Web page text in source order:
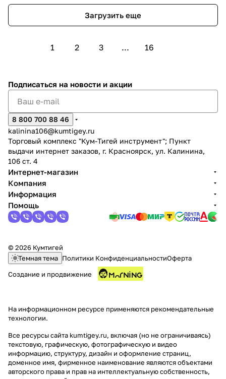
Загрузить еще
1 2 3 ... 16
Подписаться на новости и акции
8 800 700 88 46
kalinina106@kumtigey.ru
Торговый комплекс "Кум-Тигей инструмент"; Пункт
выдачи интернет заказов, г. Красноярск, ул. Калинина,
106 ст. 4
Интернет-магазин
Компания
Информация
Помощь
© 2026 Кумтигей
Темная тема Политики КонфиденциальностиОферта
Создание и продвижение
На информационном ресурсе применяются рекомендательные
технологии.
Все ресурсы сайта kumtigey.ru, включая (но не ограничиваясь)
текстовую, графическую, фотографическую и видео
информацию, структуру, дизайн и оформление страниц,
доменное имя, фирменное наименование являются объектами
авторского права и прав на интеллектуальную собственность,